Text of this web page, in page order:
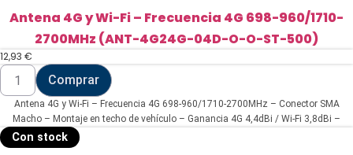
Antena 4G y Wi-Fi – Frecuencia 4G 698-960/1710-
2700MHz (ANT-4G24G-04D-O-O-ST-500)
12,93 €
Antena
y
Wi-
-
Frecuencia
Comprar
Antena 4G y Wi-Fi – Frecuencia 4G 698-960/1710-2700MHz – Conector SMA
Macho – Montaje en techo de vehículo – Ganancia 4G 4,4dBi / Wi-Fi 3,8dBi –
Con stock